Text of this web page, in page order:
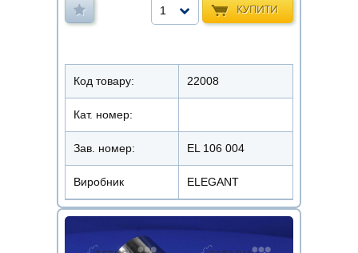
КУПИТИ
1
Код товару: 22008
Кат. номер:
Зав. номер: EL 106 004
Виробник ELEGANT